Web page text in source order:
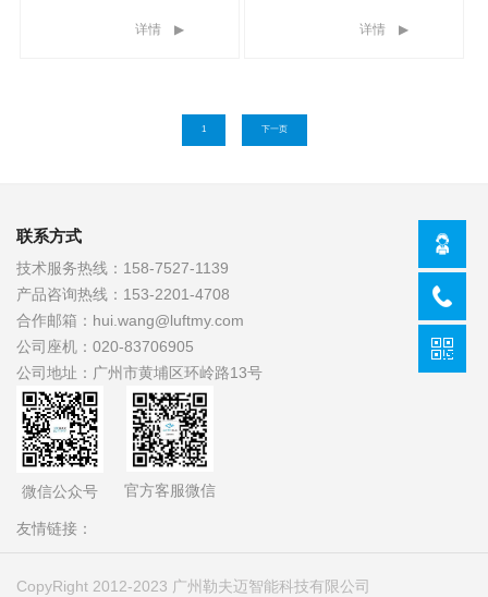
提供全面的环境数据，使用户
高效化、绿色化发展，为工业
详情 ▶
惊人的速度改变着我们的世
理、应用领域以及未来前景。
详情 ▶
1 下一页
联系方式
技术服务热线： 158-7527-1139
产品咨询热线： 153-2201-4708
合作邮箱： hui.wang@luftmy.com
公司座机： 020-83706905
公司地址： 广州市黄埔区环岭路13号
微信公众号 官方客服微信
友情链接：
CopyRight 2012-2023 广州勒夫迈智能科技有限公司